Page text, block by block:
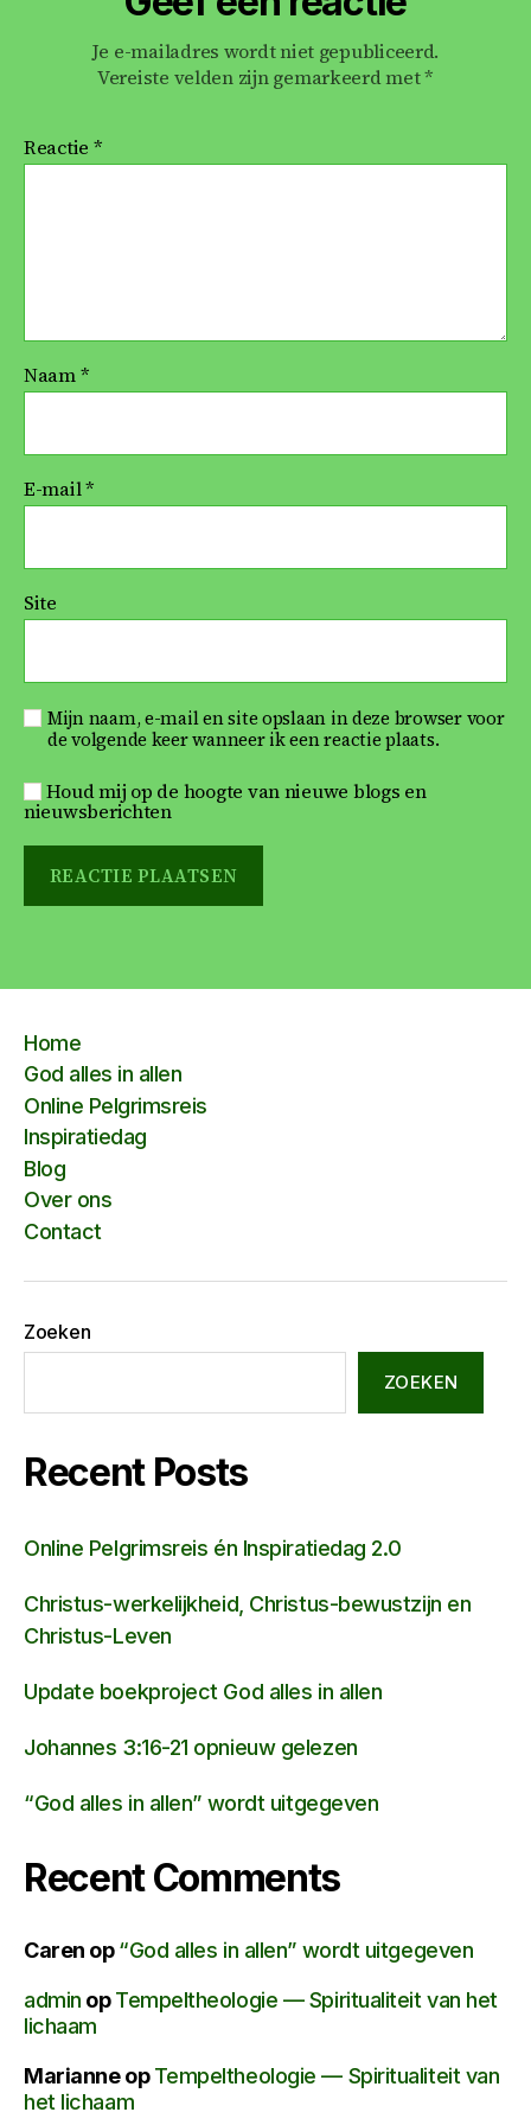
Je e-mailadres wordt niet gepubliceerd.
Vereiste velden zijn gemarkeerd met*
Reactie *
Naam*
E-mail*
Site
Mijn naam, e-mail en site opslaan in deze browser voor
de volgende keer wanneer ik een reactie plaats.
Houd mij op de hoogte van nieuwe blogs en
nieuwsberichten
Home
God alles in allen
Online Pelgrimsreis
Inspiratiedag
Blog
Over ons
Contact
Zoeken
ZOEKEN
Recent Posts
Online Pelgrimsreis én Inspiratiedag 2.0
Christus-werkelijkheid, Christus-bewustzijn en
Christus-Leven
Update boekproject God alles in allen
Johannes 3:16-21 opnieuw gelezen
“God alles in allen” wordt uitgegeven
Recent Comments
Caren op“God alles in allen” wordt uitgegeven
admin opTempeltheologie — Spiritualiteit van het
lichaam
MarianneopTempeltheologie — Spiritualiteit van
het lichaam